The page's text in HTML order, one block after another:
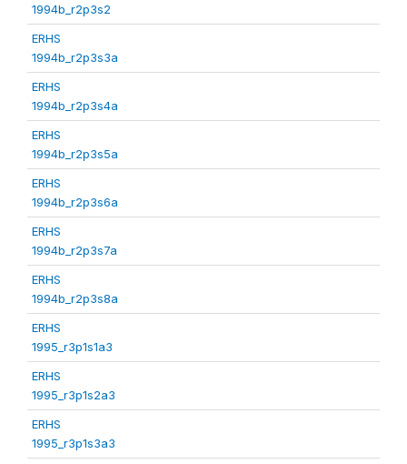
1994b_r2p3s2
ERHS
1994b_r2p3s3a
ERHS
1994b_r2p3s4a
ERHS
1994b_r2p3s5a
ERHS
1994b_r2p3s6a
ERHS
1994b_r2p3s7a
ERHS
1994b_r2p3s8a
ERHS
1995_r3p1s1a3
ERHS
1995_r3p1s2a3
ERHS
1995_r3p1s3a3